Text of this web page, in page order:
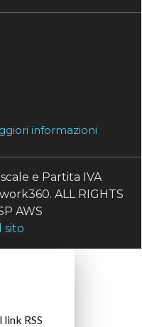
informazioni
e Partita IVA
ALL RIGHTS
AWS
sito
RSS